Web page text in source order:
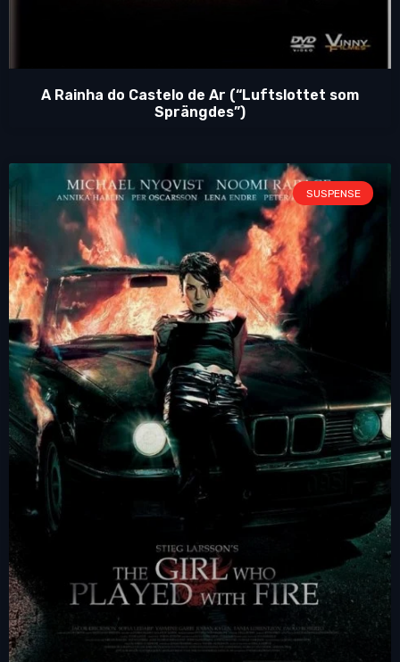
A Rainha do Castelo de Ar (“Luftslottet som
Sprängdes”)
SUSPENSE